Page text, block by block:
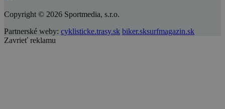
Copyright © 2026 Sportmedia, s.r.o.
Partnerské weby: cyklisticke.trasy.sk biker.sksurfmagazin.sk
Zavrieť reklamu